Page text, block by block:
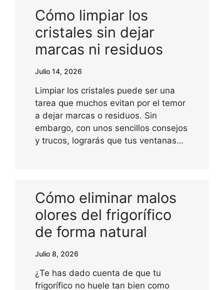
Cómo limpiar los
cristales sin dejar
marcas ni residuos
Julio 14, 2026
Limpiar los cristales puede ser una
tarea que muchos evitan por el temor
a dejar marcas o residuos. Sin
embargo, con unos sencillos consejos
y trucos, lograrás que tus ventanas…
Cómo eliminar malos
olores del frigorífico
de forma natural
Julio 8, 2026
¿Te has dado cuenta de que tu
frigorífico no huele tan bien como